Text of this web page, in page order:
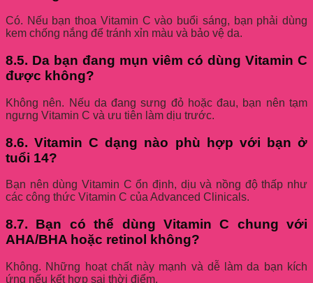
Có. Nếu bạn thoa Vitamin C vào buổi sáng, bạn phải dùng
kem chống nắng để tránh xỉn màu và bảo vệ da.
8.5. Da bạn đang mụn viêm có dùng Vitamin C
được không?
Không nên. Nếu da đang sưng đỏ hoặc đau, bạn nên tạm
ngưng Vitamin C và ưu tiên làm dịu trước.
8.6. Vitamin C dạng nào phù hợp với bạn ở
tuổi 14?
Bạn nên dùng Vitamin C ổn định, dịu và nồng độ thấp như
các công thức Vitamin C của Advanced Clinicals.
8.7. Bạn có thể dùng Vitamin C chung với
AHA/BHA hoặc retinol không?
Không. Những hoạt chất này mạnh và dễ làm da bạn kích
ứng nếu kết hợp sai thời điểm.